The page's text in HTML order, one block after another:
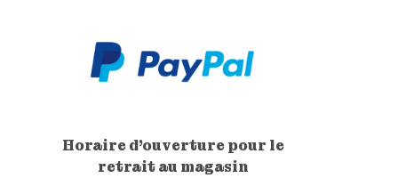
Horaire d'ouverture pour le
retrait au magasin